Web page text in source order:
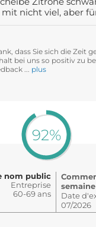
mit nicht viel, aber
dass Sie sich die Zeit
bei uns so positiv zu
... plus
92%
nom public
Entreprise
60-69 ans
Date
07/2026